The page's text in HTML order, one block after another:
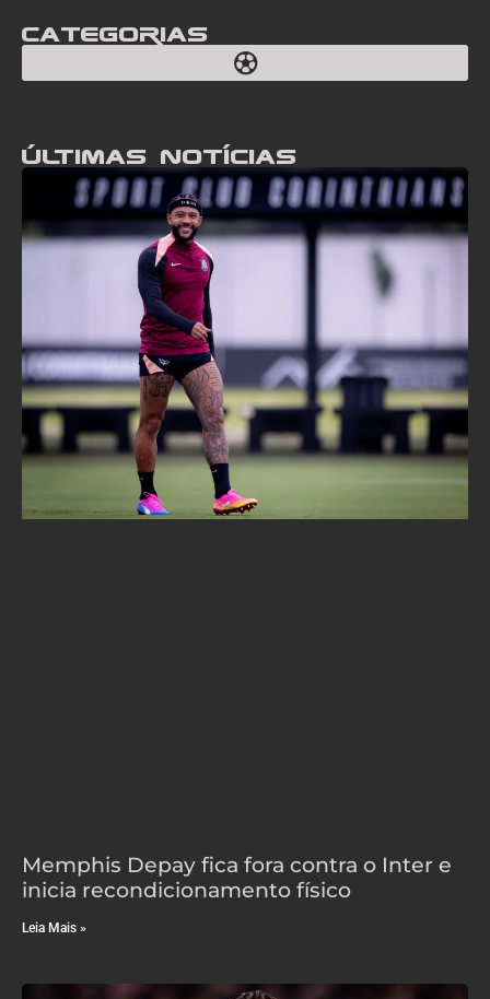
Categorias
Últimas notícias
Memphis Depay fica fora contra o Inter e
inicia recondicionamento físico
Leia Mais »